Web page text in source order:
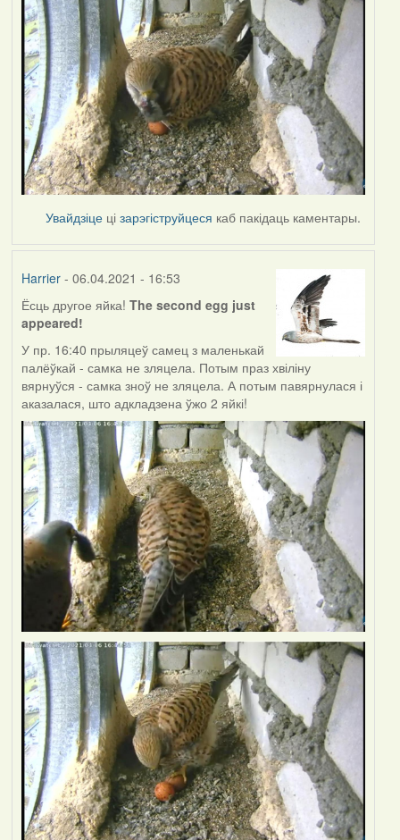
Увайдзіце цізарэгіструйцеся каб пакідаць каментары.
Harrier- 06.04.2021 - 16:53
Ёсць другое яйка! The second egg just
appeared!
У пр. 16:40 прыляцеў самец з маленькай
палёўкай - самка не зляцела. Потым праз хвіліну
вярнуўся - самка зноў не зляцела. А потым павярнулася і
аказалася, што адкладзена ўжо 2 яйкі!